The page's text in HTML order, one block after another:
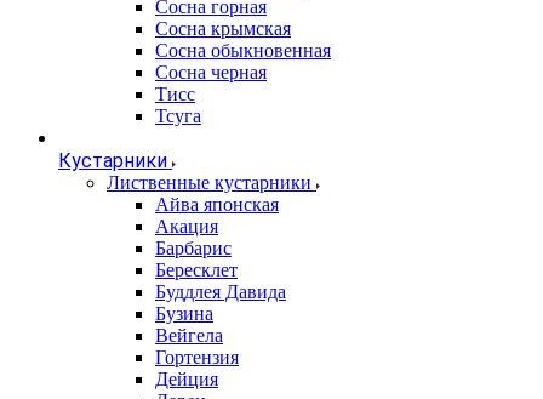
Сосна горная
Сосна крымская
Сосна обыкновенная
Сосна черная
Тисс
Тсуга
Кустарники
Лиственные кустарники
Айва японская
Акация
Барбарис
Бересклет
Буддлея Давида
Бузина
Вейгела
Гортензия
Дейция